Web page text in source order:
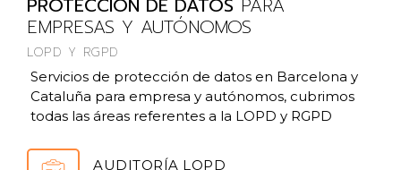
PROTECCIÓN DE DATOS PARA
EMPRESAS Y AUTÓNOMOS
LOPD Y RGPD
Servicios de protección de datos en Barcelona y
Cataluña para empresa y autónomos, cubrimos
todas las áreas referentes a la LOPD y RGPD
AUDITORÍA LOPD